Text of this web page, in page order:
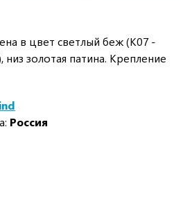
в цвет светлый беж (K07 -
низ золотая патина. Крепление
Россия